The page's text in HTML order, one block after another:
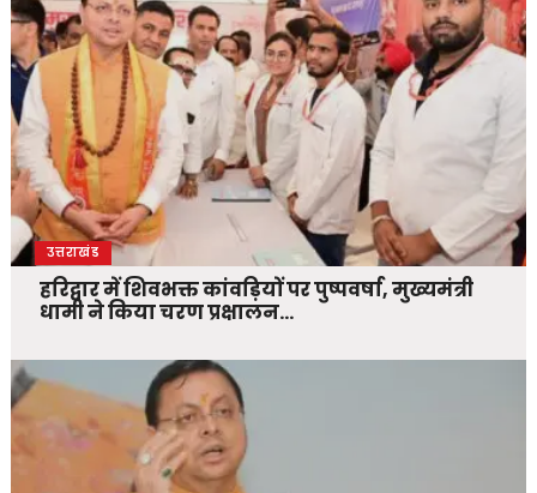
उत्तराखंड
हरिद्वार में शिवभक्त कांवड़ियों पर पुष्पवर्षा, मुख्यमंत्री
धामी ने किया चरण प्रक्षालन…